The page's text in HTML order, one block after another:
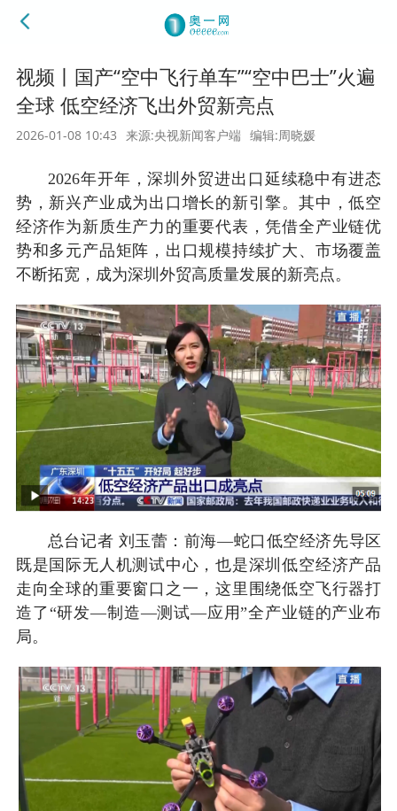
视频丨国产“空中飞行单车”“空中巴士”火遍
全球 低空经济飞出外贸新亮点
2026-01-08 10:43 来源:央视新闻客户端 编辑:周晓媛
2026年开年，深圳外贸进出口延续稳中有进态
势，新兴产业成为出口增长的新引擎。其中，低空
经济作为新质生产力的重要代表，凭借全产业链优
势和多元产品矩阵，出口规模持续扩大、市场覆盖
不断拓宽，成为深圳外贸高质量发展的新亮点。
总台记者 刘玉蕾：前海—蛇口低空经济先导区
既是国际无人机测试中心，也是深圳低空经济产品
走向全球的重要窗口之一，这里围绕低空飞行器打
造了“研发—制造—测试—应用”全产业链的产业布
局。